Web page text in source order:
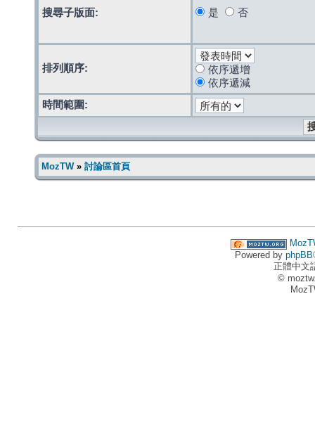
搜尋子版面: 是 否
排列順序:
依序遞增
依序遞減
時間範圍:
MozTW» 討論區首頁
Powered by phpBB
正體中文
©